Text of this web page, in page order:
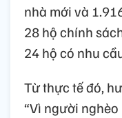
nhà mới và
28 hộ chính
24 hộ có nhu
Từ thực tế đó,
“Vì người